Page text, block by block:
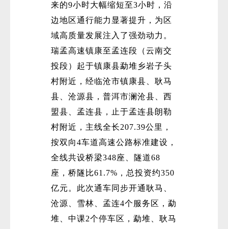
来的9小时大幅缩短至3小时，沿
边地区通行能力显著提升，为区
域高质量发展注入了强劲动力。
瑞孟高速镇康至孟连段（云南交
投段）起于镇康县勐堆乡岩子头
村附近，经临沧市镇康县、耿马
县、沧源县，普洱市澜沧县、西
盟县、孟连县，止于孟连县朗勒
村附近，主线全长207.39公里，
按双向4车道高速公路标准建设，
全线共设桥梁348座、隧道68
座，桥隧比61.7%，总投资约350
亿元。此次通车同步开通耿马、
沧源、雪林、孟连4个服务区，勐
堆、中课2个停车区，勐堆、耿马